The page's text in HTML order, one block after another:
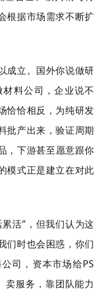
根据市场需求不断扩
成立。国外你说做研
料公司，企业说不
恰恰相反，为纯研发
批产出来，验证周期
，下游甚至愿意跟你
模式正是建立在对此
活”，但我们认为这
们时也会困惑，你们
司，资本市场给PS
卖服务，靠团队能力